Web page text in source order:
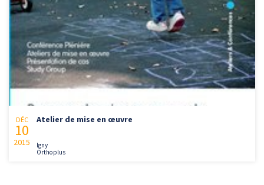
DÉC
10
2015
Atelier de mise en œuvre
Igny
Orthoplus